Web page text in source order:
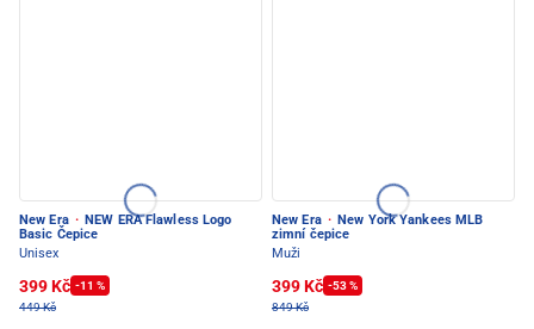
New Era · NEW ERA Flawless Logo
Basic Čepice
Unisex
399 Kč -11 %
449 Kč
New Era · New York Yankees MLB
zimní čepice
Muži
399 Kč -53 %
849 Kč